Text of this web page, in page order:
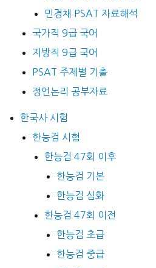
민경채 PSAT 자료해석
국가직 9급 국어
지방직 9급 국어
PSAT 주제별 기출
정언논리 공부자료
한국사 시험
한능검 시험
한능검 47회 이후
한능검 기본
한능검 심화
한능검 47회 이전
한능검 초급
한능검 중급